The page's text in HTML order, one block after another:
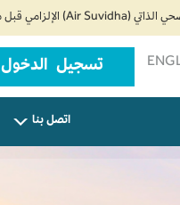
تسجيل الدخول
اتصل بنا